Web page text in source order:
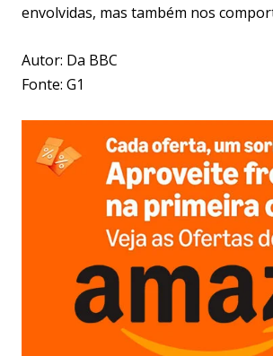
envolvidas, mas também nos
Autor: Da BBC
Fonte: G1